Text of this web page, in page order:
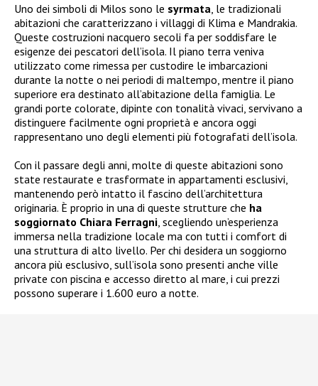
Uno dei simboli di Milos sono le syrmata , le tradizionali
abitazioni che caratterizzano i villaggi di Klima e Mandrakia.
Queste costruzioni nacquero secoli fa per soddisfare le
esigenze dei pescatori dell’isola. Il piano terra veniva
utilizzato come rimessa per custodire le imbarcazioni
durante la notte o nei periodi di maltempo, mentre il piano
superiore era destinato all’abitazione della famiglia. Le
grandi porte colorate, dipinte con tonalità vivaci, servivano a
distinguere facilmente ogni proprietà e ancora oggi
rappresentano uno degli elementi più fotografati dell’isola.
Con il passare degli anni, molte di queste abitazioni sono
state restaurate e trasformate in appartamenti esclusivi,
mantenendo però intatto il fascino dell’architettura
originaria. È proprio in una di queste strutture che ha
soggiornato Chiara Ferragni , scegliendo un’esperienza
immersa nella tradizione locale ma con tutti i comfort di
una struttura di alto livello. Per chi desidera un soggiorno
ancora più esclusivo, sull’isola sono presenti anche ville
private con piscina e accesso diretto al mare, i cui prezzi
possono superare i 1.600 euro a notte.